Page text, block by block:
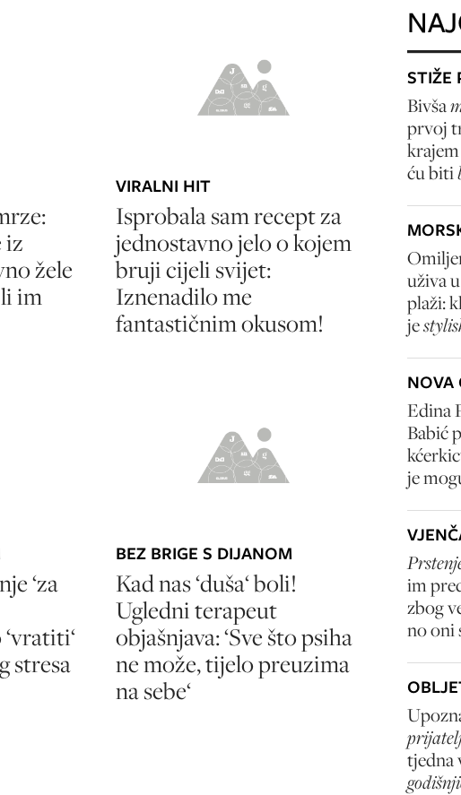
iz
žele
im
‘za
stresa
VIRALNI HIT
Isprobala sam recept za
jednostavno jelo o kojem
bruji cijeli svijet:
Iznenadilo me
fantastičnim okusom!
BEZ BRIGE S DIJANOM
Kad nas ‘duša‘ boli!
Ugledni terapeut
objašnjava: ‘Sve što psiha
ne može, tijelo preuzima
na sebe‘
STIŽE
Bivša
prvoj
krajem
ću biti
uživa
plaži:
je
NOVA
Edina
Babić
je
im
zbog
no oni
tjedna